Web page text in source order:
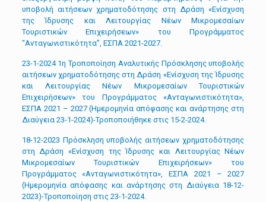
υποβολή αιτήσεων χρηματοδότησης στη Δράση «Ενίσχυση
της Ίδρυσης και Λειτουργίας Νέων Μικρομεσαίων
Τουριστικών Επιχειρήσεων» του Προγράμματος
“Ανταγωνιστικότητα”, ΕΣΠΑ 2021-2027.
23-1-2024 1η Τροποποίηση Αναλυτικής Πρόσκλησης υποβολής
αιτήσεων χρηματοδότησης στη Δράση «Ενίσχυση της Ίδρυσης
και Λειτουργίας Νέων Μικρομεσαίων Τουριστικών
Επιχειρήσεων» του Προγράμματος «Ανταγωνιστικότητα»,
ΕΣΠΑ 2021 – 2027 (Ημερομηνία απόφασης και ανάρτησης στη
Διαύγεια 23-1-2024)-Τροποποιήθηκε στις 15-2-2024.
18-12-2023 Πρόσκληση υποβολής αιτήσεων χρηματοδότησης
στη Δράση «Ενίσχυση της Ίδρυσης και Λειτουργίας Νέων
Μικρομεσαίων Τουριστικών Επιχειρήσεων» του
Προγράμματος «Ανταγωνιστικότητα», ΕΣΠΑ 2021 – 2027
(Ημερομηνία απόφασης και ανάρτησης στη Διαύγεια 18-12-
2023)-Τροποποίηση στις 23-1-2024.